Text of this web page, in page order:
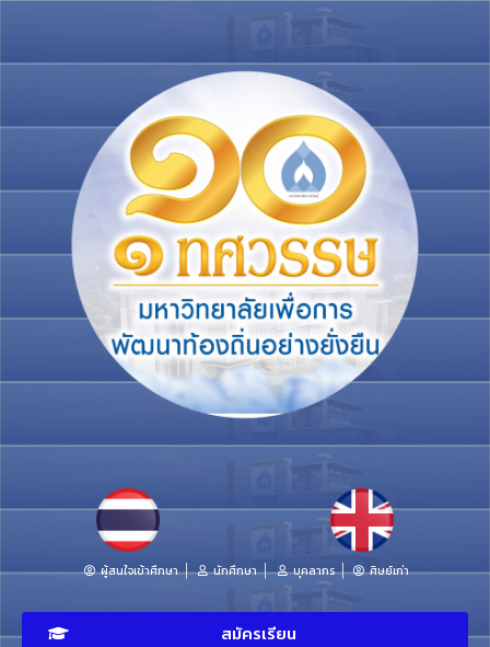
ผู้สนใจเข้าศึกษา นักศึกษา บุคลากร ศิษย์เก่า
สมัครเรียน